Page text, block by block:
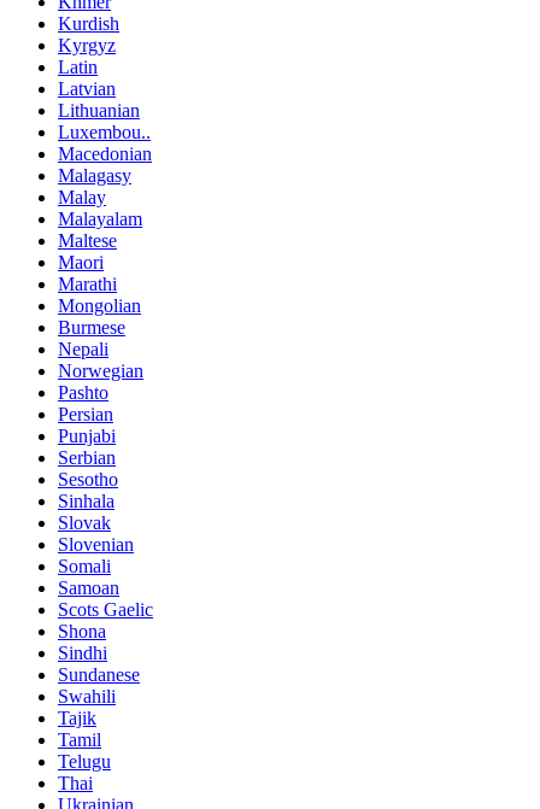
Kurdish
Kyrgyz
Latin
Latvian
Lithuanian
Luxembou..
Macedonian
Malagasy
Malay
Malayalam
Maltese
Maori
Marathi
Mongolian
Burmese
Nepali
Norwegian
Pashto
Persian
Punjabi
Serbian
Sesotho
Sinhala
Slovak
Slovenian
Somali
Samoan
Scots Gaelic
Shona
Sindhi
Sundanese
Swahili
Tajik
Tamil
Telugu
Thai